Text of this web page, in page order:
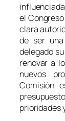
el
clara
de ser
delegado
renovar a
nuevos
Comisión
prioridades